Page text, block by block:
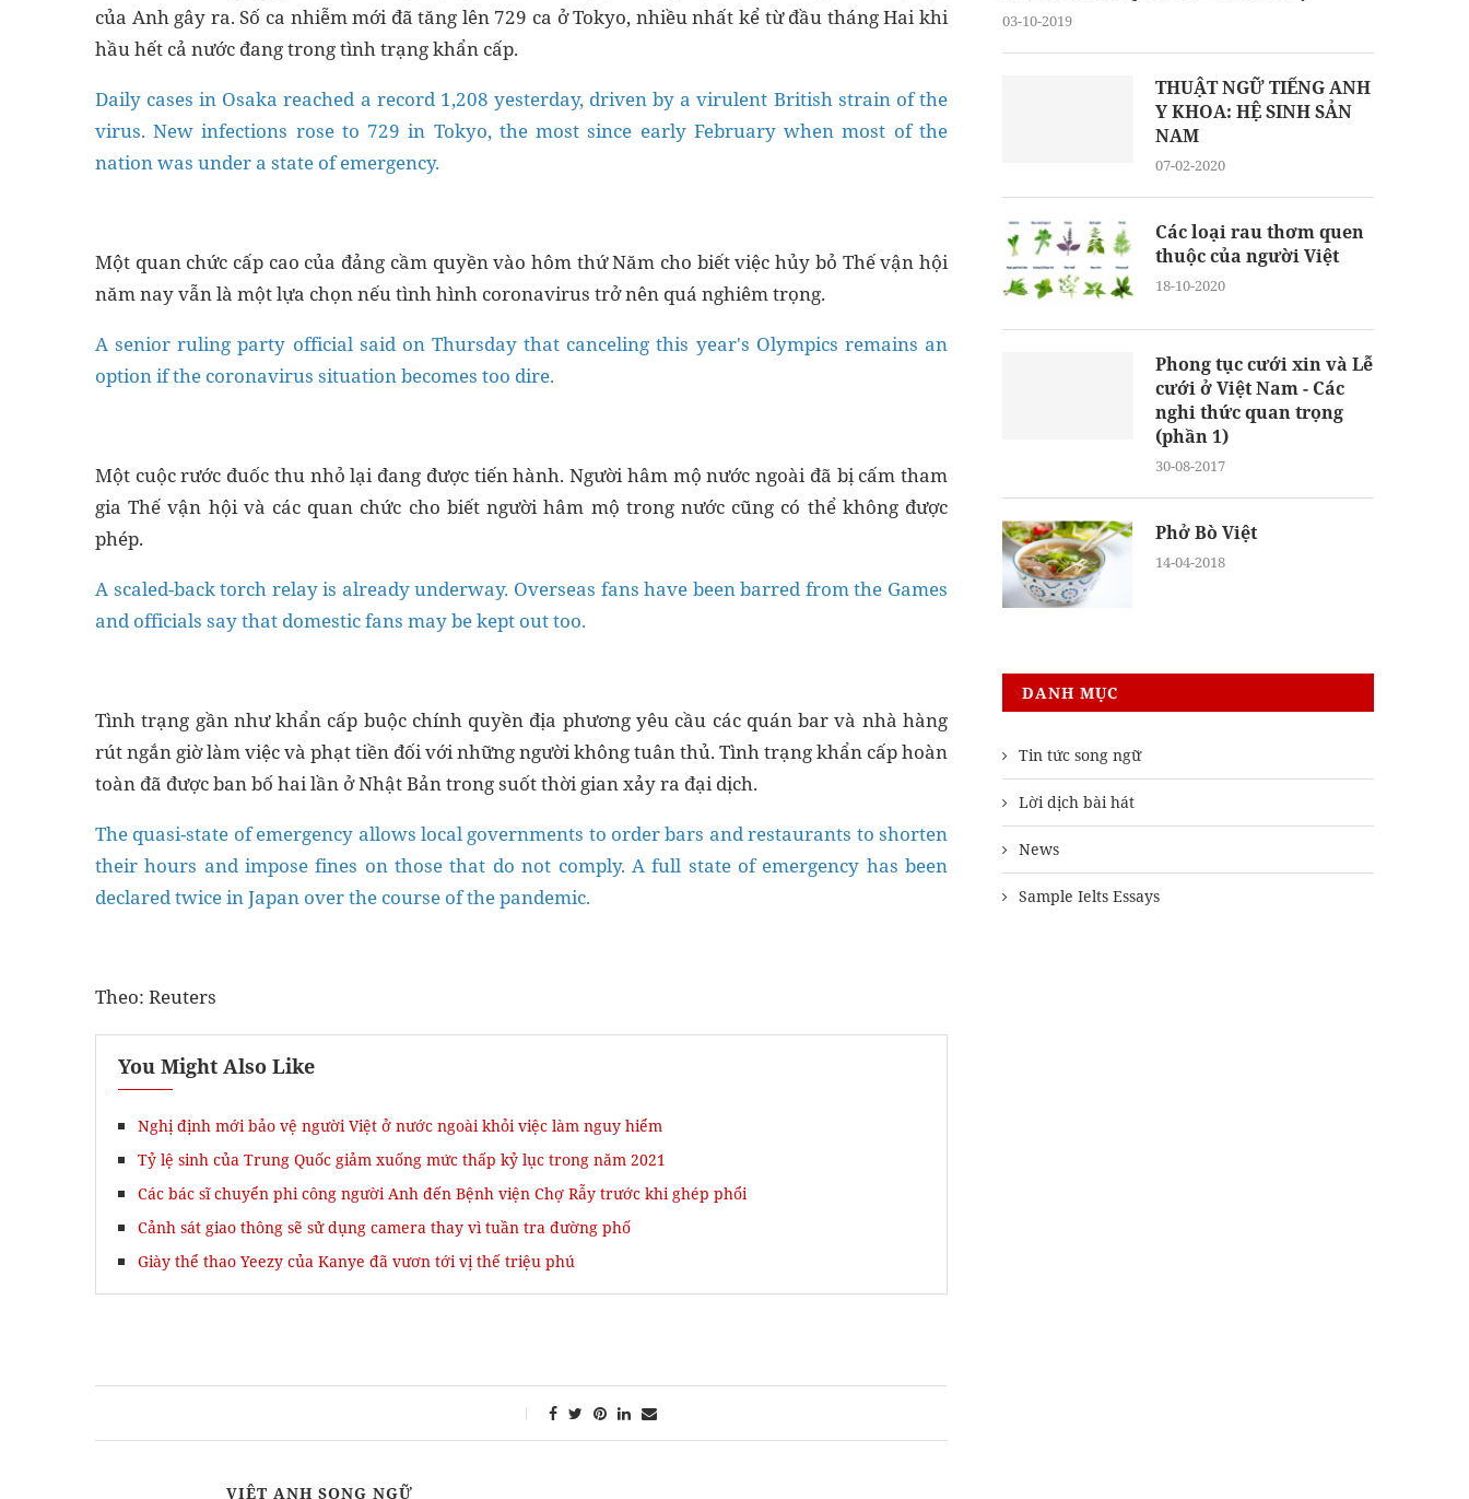
của Anh gây ra. Số ca nhiễm mới đã tăng lên 729 ca ở Tokyo, nhiều nhất kể từ đầu tháng Hai khi
hầu hết cả nước đang trong tình trạng khẩn cấp.
Daily cases in Osaka reached a record 1,208 yesterday, driven by a virulent British strain of the
virus. New infections rose to 729 in Tokyo, the most since early February when most of the
nation was under a state of emergency.
Một quan chức cấp cao của đảng cầm quyền vào hôm thứ Năm cho biết việc hủy bỏ Thế vận hội
năm nay vẫn là một lựa chọn nếu tình hình coronavirus trở nên quá nghiêm trọng.
A senior ruling party official said on Thursday that canceling this year's Olympics remains an
option if the coronavirus situation becomes too dire.
Một cuộc rước đuốc thu nhỏ lại đang được tiến hành. Người hâm mộ nước ngoài đã bị cấm tham
gia Thế vận hội và các quan chức cho biết người hâm mộ trong nước cũng có thể không được
phép.
A scaled-back torch relay is already underway. Overseas fans have been barred from the Games
and officials say that domestic fans may be kept out too.
Tình trạng gần như khẩn cấp buộc chính quyền địa phương yêu cầu các quán bar và nhà hàng
rút ngắn giờ làm việc và phạt tiền đối với những người không tuân thủ. Tình trạng khẩn cấp hoàn
toàn đã được ban bố hai lần ở Nhật Bản trong suốt thời gian xảy ra đại dịch.
The quasi-state of emergency allows local governments to order bars and restaurants to shorten
their hours and impose fines on those that do not comply. A full state of emergency has been
declared twice in Japan over the course of the pandemic.
Theo: Reuters
You Might Also Like
Nghị định mới bảo vệ người Việt ở nước ngoài khỏi việc làm nguy hiểm
Tỷ lệ sinh của Trung Quốc giảm xuống mức thấp kỷ lục trong năm 2021
Các bác sĩ chuyển phi công người Anh đến Bệnh viện Chợ Rẫy trước khi ghép phổi
Cảnh sát giao thông sẽ sử dụng camera thay vì tuần tra đường phố
Giày thể thao Yeezy của Kanye đã vươn tới vị thế triệu phú
VIỆT ANH SONG NGỮ
03-10-2019
THUẬT NGỮ TIẾNG ANH
Y KHOA: HỆ SINH SẢN
NAM
07-02-2020
Các loại rau thơm quen
thuộc của người Việt
18-10-2020
Phong tục cưới xin và Lễ
cưới ở Việt Nam - Các
nghi thức quan trọng
(phần 1)
30-08-2017
Phở Bò Việt
14-04-2018
DANH MỤC
Tin tức song ngữ
Lời dịch bài hát
News
Sample Ielts Essays